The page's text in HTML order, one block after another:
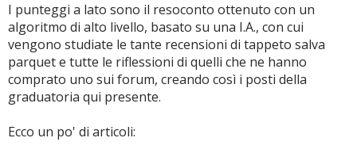
I punteggi a lato sono il resoconto ottenuto con un
algoritmo di alto livello, basato su una I.A., con cui
vengono studiate le tante recensioni di tappeto salva
parquet e tutte le riflessioni di quelli che ne hanno
comprato uno sui forum, creando così i posti della
graduatoria qui presente.
Ecco un po' di articoli: